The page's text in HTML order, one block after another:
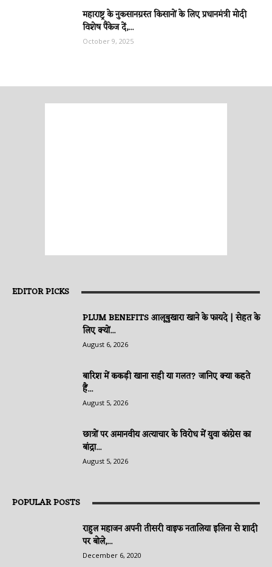
महाराष्ट्र के नुकसानग्रस्त किसानों के लिए प्रधानमंत्री मोदी
विशेष पैकेज दें,...
October 9, 2025
EDITOR PICKS
PLUM BENEFITS आलूबुखारा खाने के फायदे | सेहत के
लिए क्यों...
August 6, 2026
बारिश में ककड़ी खाना सही या गलत? जानिए क्या कहते
हैं...
August 5, 2026
छात्रों पर अमानवीय अत्याचार के विरोध में युवा कांग्रेस का
बांद्रा...
August 5, 2026
POPULAR POSTS
राहुल महाजन अपनी तीसरी वाइफ नतालिया इलिना से शादी
पर बोले,...
December 6, 2020